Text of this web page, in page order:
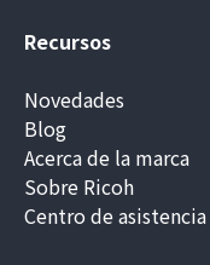
Recursos
Novedades
Blog
Acerca de la marca
Sobre Ricoh
Centro de asistencia